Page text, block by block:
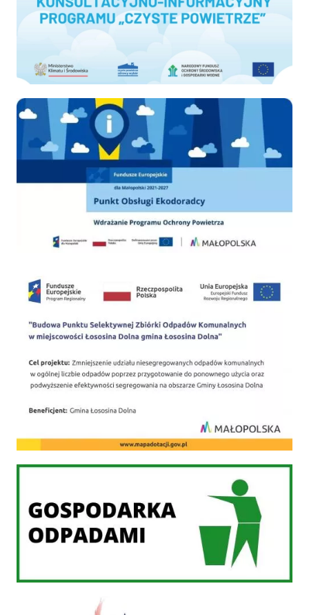
Ekodoradca
Gospodarka odpadami